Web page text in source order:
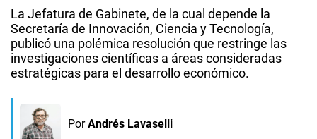
La Jefatura de Gabinete, de la cual depende la
Secretaría de Innovación, Ciencia y Tecnología,
publicó una polémica resolución que restringe las
investigaciones científicas a áreas consideradas
estratégicas para el desarrollo económico.
Por Andrés Lavaselli